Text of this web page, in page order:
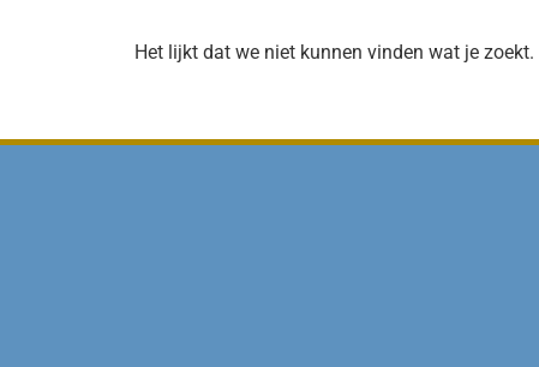
Het lijkt dat we niet kunnen vinden wat je zoekt.